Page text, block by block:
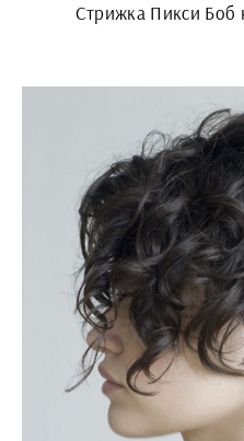
Стрижка Пикси Боб